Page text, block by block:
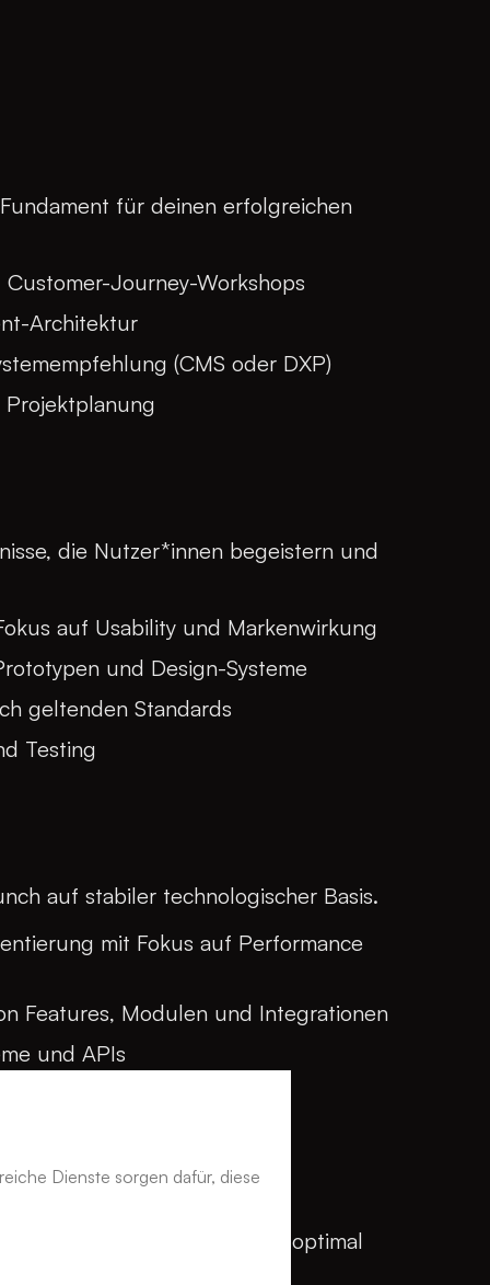
Dienste sorgen dafür, diese
für deinen erfolgreichen
Journey-Workshops
Architektur
(CMS oder DXP)
Projektplanung
die Nutzer*innen begeistern und
auf Usability und Markenwirkung
und Design-Systeme
geltenden Standards
Testing
auf stabiler technologischer Basis.
mit Fokus auf Performance
Features, Modulen und Integrationen
und APIs
Inhalte sauber migriert und optimal